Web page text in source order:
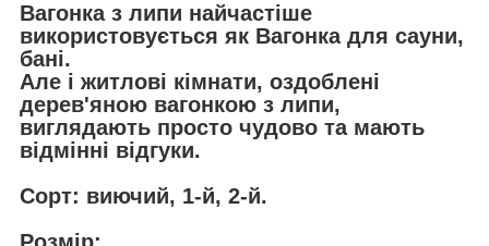
Вагонка з липи найчастіше
використовується як Вагонка для сауни,
бані.
Але і житлові кімнати, оздоблені
дерев'яною вагонкою з липи,
виглядають просто чудово та мають
відмінні відгуки.
Сорт: виючий, 1-й, 2-й.